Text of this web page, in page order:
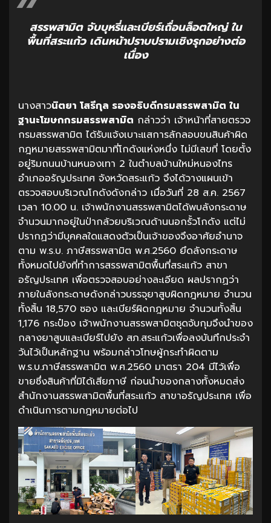
สรรพสามิต จับบุหรี่และเบียร์เถื่อนล็อตใหญ่ ใน
พื้นที่สระแก้ว เดินหน้าปราบปรามเชิงรุกอย่างต่อ
เนื่อง
นางสาวนิตยา โสรีกุล รองอธิบดีกรมสรรพสามิต ใน
ฐานะโฆษกกรมสรรพสามิต กล่าวว่า เจ้าหน้าที่สายตรวจ
กรมสรรพสามิต ได้รับแจ้งเบาะแสการลักลอบขนสินค้าผิด
กฎหมายสรรพสามิตมาที่โกดังแห่งหนึ่ง ไม่มีเลขที่ โดยตั้ง
อยู่ริมถนนบ้านหนองเทา 2 ในตำบลบ้านใหม่หนองไทร
อำเภออรัญประเทศ จังหวัดสระแก้ว จึงได้วางแผนเข้า
ตรวจสอบบริเวณโกดังดังกล่าว เมื่อวันที่ 28 ส.ค. 2567
เวลา 10.00 น. เจ้าพนักงานสรรพสามิตได้พบลังกระดาษ
จำนวนมากอยู่ในป่ากล้วยบริเวณด้านนอกรั้วโกดัง แต่ไม่
ปรากฏว่ามีบุคคลใดแสดงตัวเป็นเจ้าของจึงอาศัยอำนาจ
ตาม พ.ร.บ. ภาษีสรรพสามิต พ.ศ.2560 ยึดลังกระดาษ
ทั้งหมดไปยังที่ทำการสรรพสามิตพื้นที่สระแก้ว สาขา
อรัญประเทศ เพื่อตรวจสอบอย่างละเอียด ผลปรากฏว่า
ภายในลังกระดาษดังกล่าวบรรจุยาสูบผิดกฎหมาย จำนวน
ทั้งสิ้น 18,570 ซอง และเบียร์ผิดกฎหมาย จำนวนทั้งสิ้น
1,176 กระป๋อง เจ้าพนักงานสรรพสามิตชุดจับกุมจึงนำของ
กลางยาสูบและเบียร์ไปยัง สภ.สระแก้วเพื่อลงบันทึกประจำ
วันไว้เป็นหลักฐาน พร้อมกล่าวโทษผู้กระทำผิดตาม
พ.ร.บ.ภาษีสรรพสามิต พ.ศ.2560 มาตรา 204 มีไว้เพื่อ
ขายซึ่งสินค้าที่มิได้เสียภาษี ก่อนนำของกลางทั้งหมดส่ง
สำนักงานสรรพสามิตพื้นที่สระแก้ว สาขาอรัญประเทศ เพื่อ
ดำเนินการตามกฎหมายต่อไป